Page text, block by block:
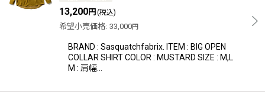
13,200円 (税込)
希望小売価格: 33,000円
BRAND : Sasquatchfabrix. ITEM : BIG OPEN
COLLAR SHIRT COLOR : MUSTARD SIZE : M,L
M : 肩幅…